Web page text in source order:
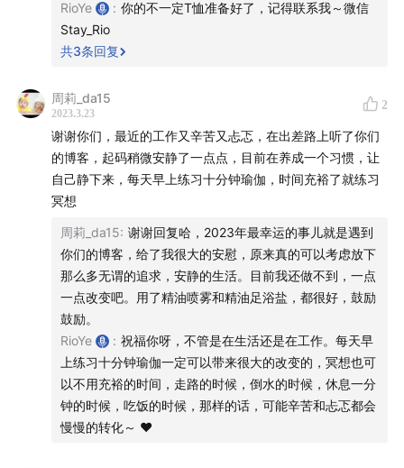
RioYe : 你的不一定T恤准备好了，记得联系我～微信
Stay_Rio
共3条回复
周莉_da15
2023.3.23
2
谢谢你们，最近的工作又辛苦又忐忑，在出差路上听了你们
的博客，起码稍微安静了一点点，目前在养成一个习惯，让
自己静下来，每天早上练习十分钟瑜伽，时间充裕了就练习
冥想
周莉_da15: 谢谢回复哈，2023年最幸运的事儿就是遇到
你们的博客，给了我很大的安慰，原来真的可以考虑放下
那么多无谓的追求，安静的生活。目前我还做不到，一点
一点改变吧。用了精油喷雾和精油足浴盐，都很好，鼓励
鼓励。
RioYe
: 祝福你呀，不管是在生活还是在工作。每天早
上练习十分钟瑜伽一定可以带来很大的改变的，冥想也可
以不用充裕的时间，走路的时候，倒水的时候，休息一分
钟的时候，吃饭的时候，那样的话，可能辛苦和忐忑都会
慢慢的转化～ ❤️